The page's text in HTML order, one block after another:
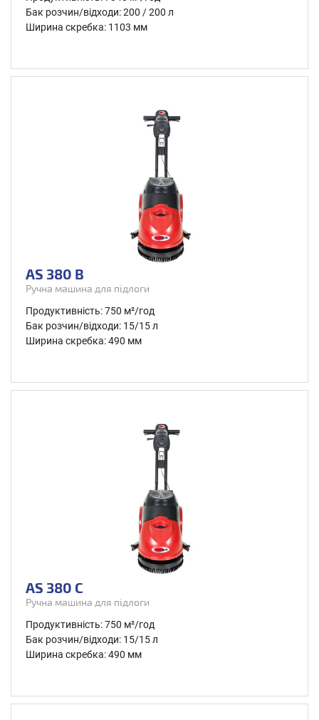
Бак розчин/відходи: 200 / 200 л
Ширина скребка: 1103 мм
AS 380 B
Ручна машина для підлоги
Продуктивність: 750 м²/год
Бак розчин/відходи: 15/15 л
Ширина скребка: 490 мм
AS 380 C
Ручна машина для підлоги
Продуктивність: 750 м²/год
Бак розчин/відходи: 15/15 л
Ширина скребка: 490 мм